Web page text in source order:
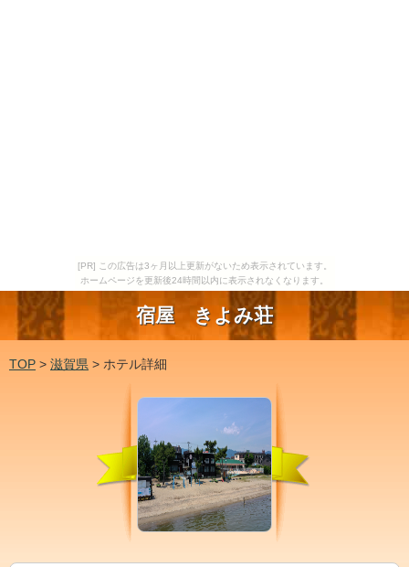
[PR] この広告は3ヶ月以上更新がないため表示されています。
ホームページを更新後24時間以内に表示されなくなります。
宿屋 きよみ荘
TOP > 滋賀県 > ホテル詳細